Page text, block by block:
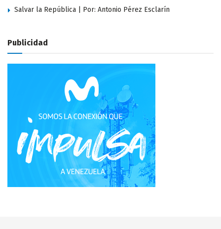
Salvar la República | Por: Antonio Pérez Esclarín
Publicidad